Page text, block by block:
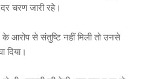
चरण जारी रहे।
आरोप से संतुष्टि नहीं मिली तो उनसे